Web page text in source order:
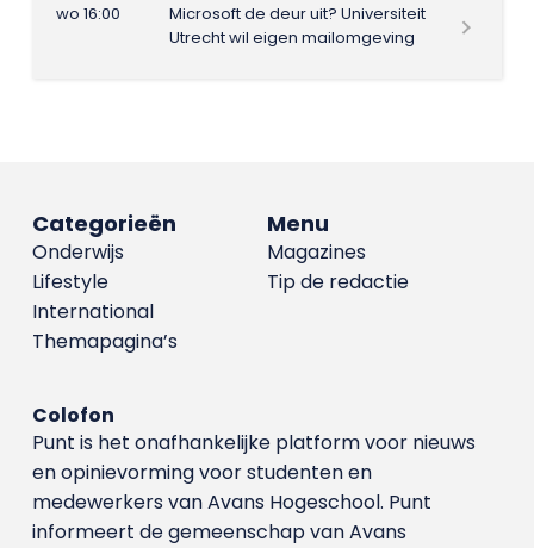
wo 16:00
Microsoft de deur uit? Universiteit
Utrecht wil eigen mailomgeving
Menu
Magazines
Tip de redactie
Categorieën
Onderwijs
Lifestyle
International
Themapagina’s
Colofon
Punt is het onafhankelijke platform voor nieuws
en opinievorming voor studenten en
medewerkers van Avans Hoge­school. Punt
informeert de gemeenschap van Avans